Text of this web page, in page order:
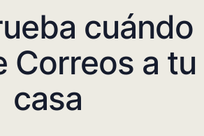
cuándo
Correos a tu
casa